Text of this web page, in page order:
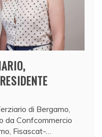
di Bergamo,
da Confcommercio
Fisascat-…